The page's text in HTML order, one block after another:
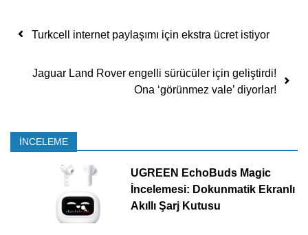
Yazı dolaşımı
Turkcell internet paylaşımı için ekstra ücret istiyor
Jaguar Land Rover engelli sürücüler için geliştirdi!
Ona ‘görünmez vale’ diyorlar!
İNCELEME
UGREEN EchoBuds Magic
İncelemesi: Dokunmatik Ekranlı
Akıllı Şarj Kutusu